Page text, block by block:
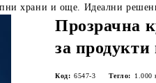
храни и още. Идеални
Прозрачна
за продукти
Код: 6547-3 Тегло: 1.000